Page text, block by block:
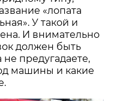
«лопата
У такой и
И внимательно
должен быть
предугадаете,
машины и какие